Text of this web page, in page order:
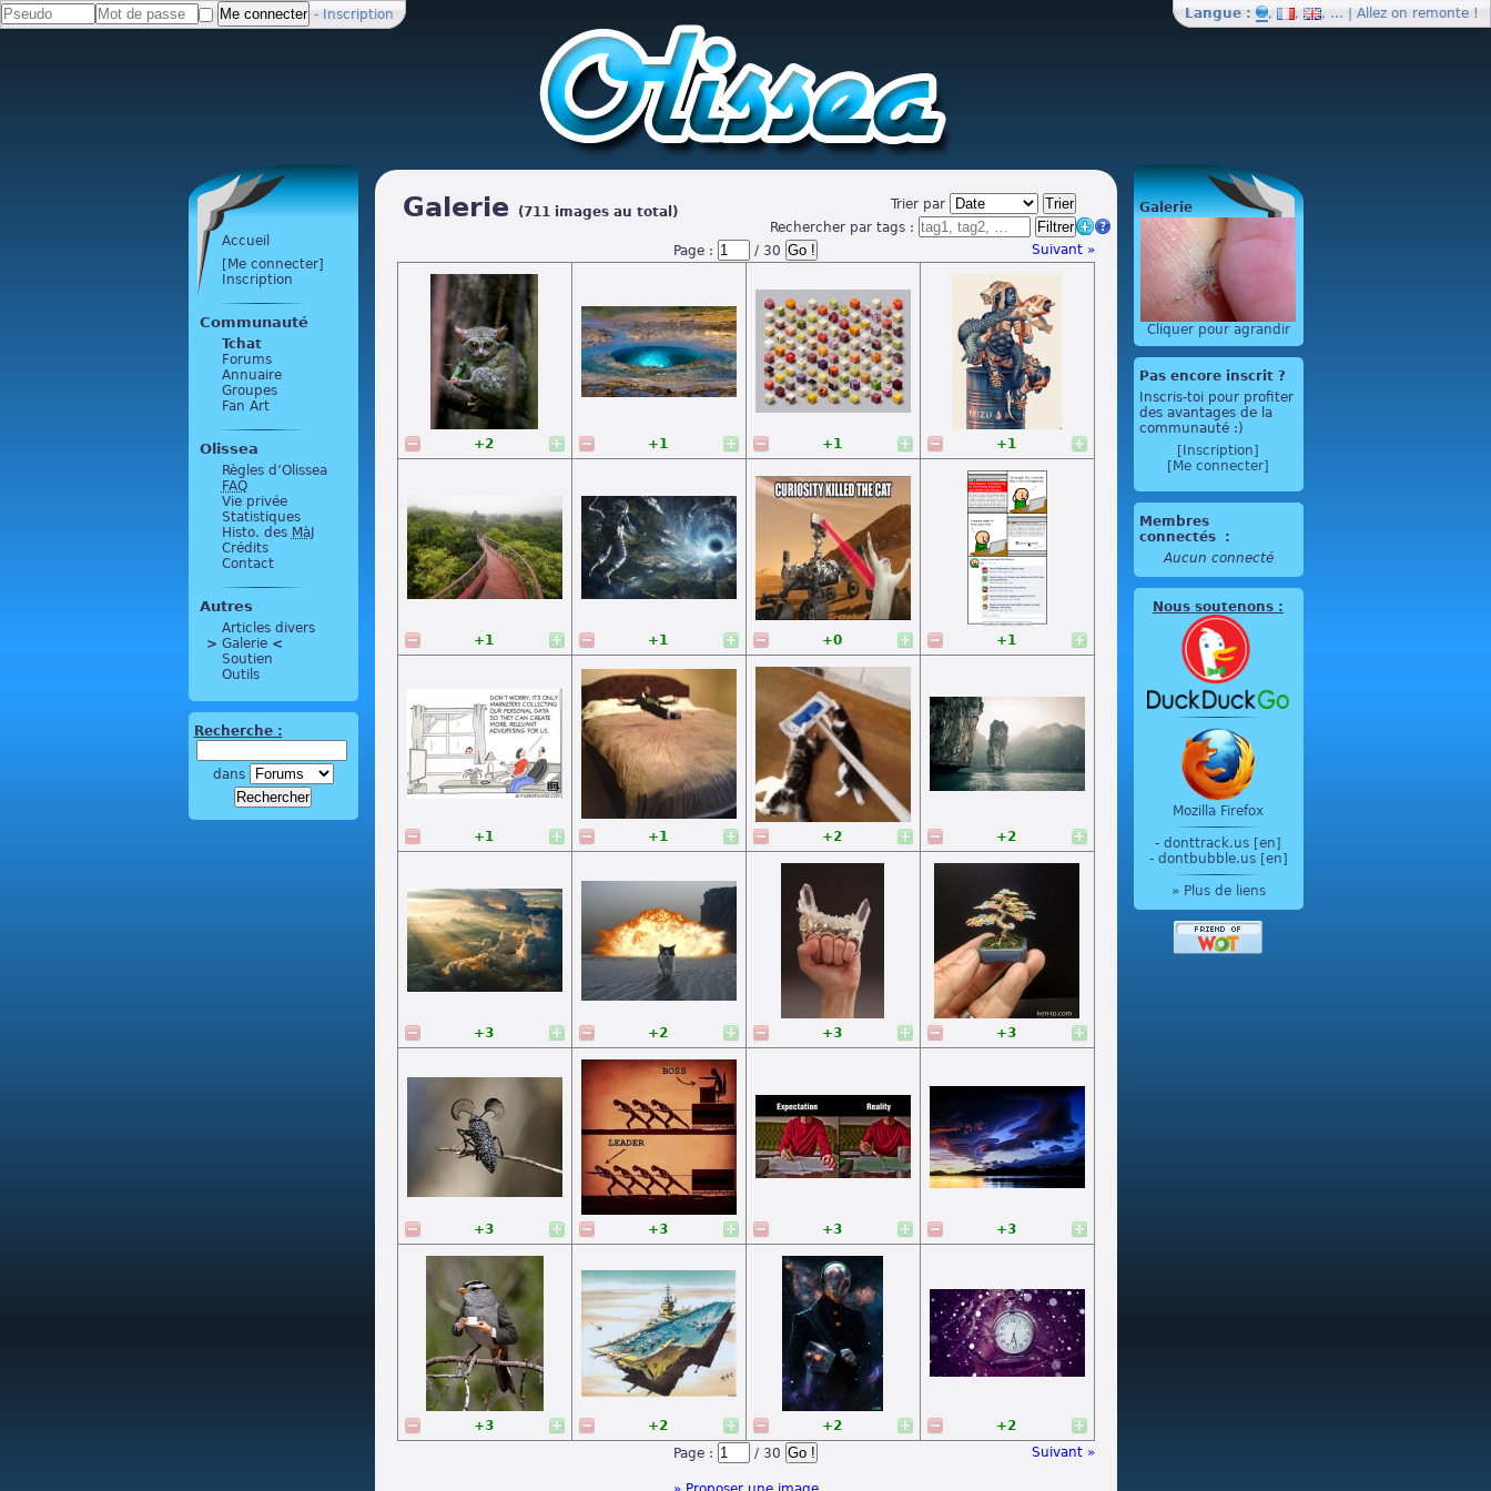
- Inscription Langue : , , , … | Allez on remonte !
Accueil
[Me connecter]
Inscription
Communauté
Tchat
Forums
Annuaire
Groupes
Fan Art
Olissea
Règles d’Olissea
FAQ
Vie privée
Statistiques
Histo. des MàJ
Crédits
Contact
Autres
Articles divers
> Galerie <
Soutien
Outils
Recherche :
dans
Galerie (711 images au total)
Trier par
Rechercher par tags :
Page :
/ 30 Suivant »
+2 +1 +1 +1
+1 +1 +0 +1
+1 +1 +2 +2
+3 +2 +3 +3
+3 +3 +3 +3
+3 +2 +2
+2
Page :
/ 30 Suivant »
Galerie
Cliquer pour agrandir
Pas encore inscrit ?
Inscris-toi pour profiter
des avantages de la
communauté :)
[Inscription]
[Me connecter]
Membres
connectés
:
Aucun connecté
Nous soutenons :
Mozilla Firefox
- donttrack.us [en]
- dontbubble.us [en]
» Plus de liens